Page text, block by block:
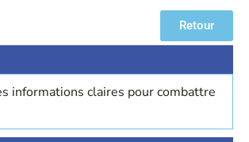
Retour
informations claires pour combattre
plugin: wplink